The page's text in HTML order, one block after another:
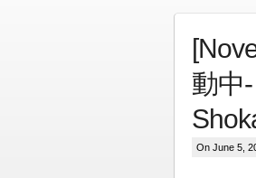
動中
On June 5,